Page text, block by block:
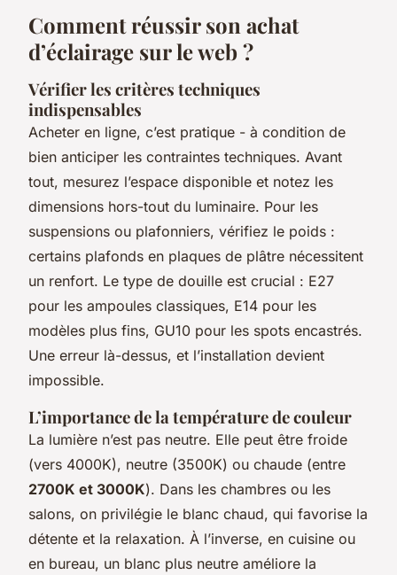
Comment réussir son achat
d’éclairage sur le web ?
Vérifier les critères techniques
indispensables
Acheter en ligne, c’est pratique - à condition de
bien anticiper les contraintes techniques. Avant
tout, mesurez l’espace disponible et notez les
dimensions hors-tout du luminaire. Pour les
suspensions ou plafonniers, vérifiez le poids :
certains plafonds en plaques de plâtre nécessitent
un renfort. Le type de douille est crucial : E27
pour les ampoules classiques, E14 pour les
modèles plus fins, GU10 pour les spots encastrés.
Une erreur là-dessus, et l’installation devient
impossible.
L’importance de la température de couleur
La lumière n’est pas neutre. Elle peut être froide
(vers 4000K), neutre (3500K) ou chaude (entre
2700K et 3000K). Dans les chambres ou les
salons, on privilégie le blanc chaud, qui favorise la
détente et la relaxation. À l’inverse, en cuisine ou
en bureau, un blanc plus neutre améliore la